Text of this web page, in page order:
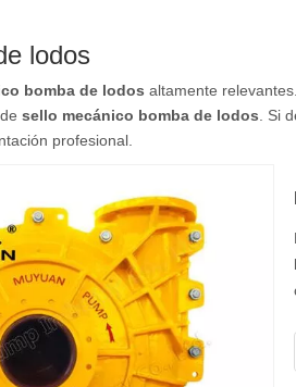
lodos
bomba de lodos altamente
sello mecánico bomba de lodos . Si
profesional.